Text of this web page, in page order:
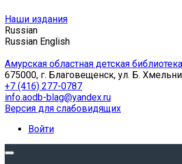
Наши издания
Russian
Russian English
Амурская областная детская библиотека
675000, г. Благовещенск, ул. Б.
+7 (416) 277-0787
info.aodb-blag@yandex.ru
Версия для слабовидящих
Войти